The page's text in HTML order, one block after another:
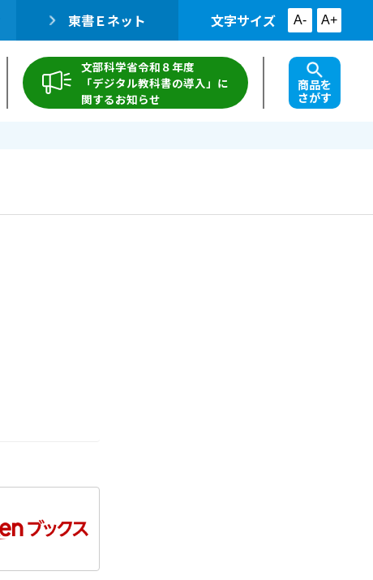
東書Ｅネット 文字サイズ A- A+
文部科学省令和８年度
「デジタル教科書の導入」に
関するお知らせ
商品を
さがす